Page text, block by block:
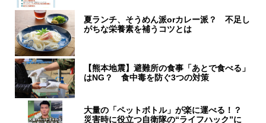
夏ランチ、そうめん派orカレー派？ 不足し
がちな栄養素を補うコツとは
【熊本地震】避難所の食事「あとで食べる」
はNG？ 食中毒を防ぐ3つの対策
大量の「ペットボトル」が楽に運べる！？
災害時に役立つ自衛隊の“ライフハック”に